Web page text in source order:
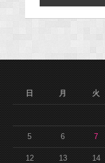
日
月 火
5 6 7
12 13 14